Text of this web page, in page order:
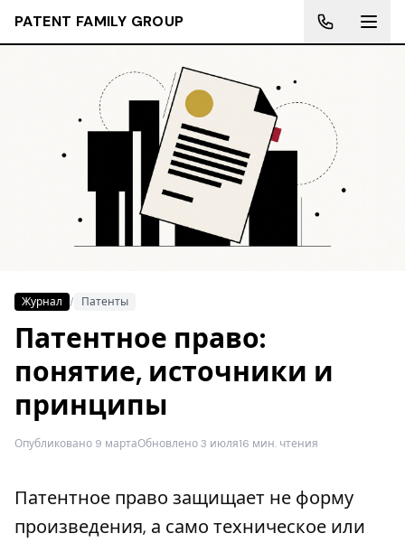
PATENT FAMILY GROUP
Журнал / Патенты
Патентное право:
понятие, источники и
принципы
Опубликовано 9 мартаОбновлено 3 июля16 мин. чтения
Патентное право защищает не форму
произведения, а само техническое или